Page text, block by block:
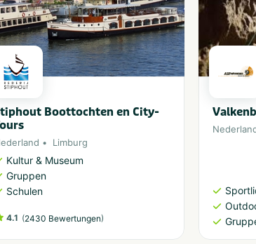
Boottochten en City-
Limburg
Kultur & Museum
Gruppen
Schulen
4.1 (2430 Bewertungen)